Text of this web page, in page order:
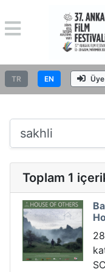
TR EN
Toplam 1